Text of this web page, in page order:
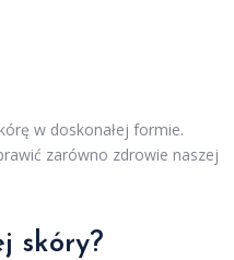
w doskonałej formie.
zarówno zdrowie naszej
skóry?